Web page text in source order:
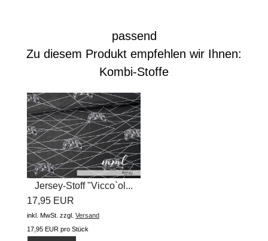
passend
Zu diesem Produkt empfehlen wir Ihnen:
Kombi-Stoffe
Jersey-Stoff "Vicco`ol...
17,95 EUR
inkl. MwSt. zzgl. Versand
17,95 EUR pro Stück